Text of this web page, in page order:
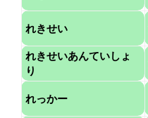
れきせい
れきせいあんていしょ
り
れっかー